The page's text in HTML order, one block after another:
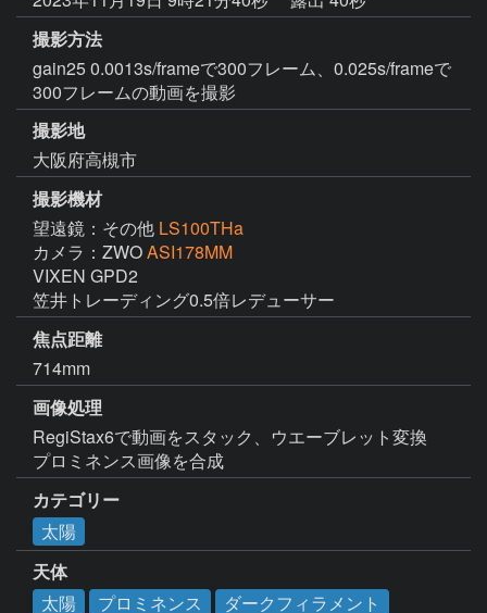
撮影方法
gain25 0.0013s/frameで300フレーム、0.025s/frameで
300フレームの動画を撮影
撮影地
大阪府高槻市
撮影機材
望遠鏡：その他 LS100THa
カメラ：ZWOASI178MM
VIXEN GPD2
笠井トレーディング0.5倍レデューサー
焦点距離
714mm
画像処理
RegiStax6で動画をスタック、ウエーブレット変換
プロミネンス画像を合成
カテゴリー
太陽
天体
太陽
プロミネンス ダークフィラメント